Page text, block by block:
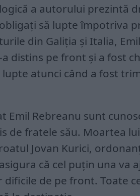
a autorului prezintă
să lupte împotriva
din Galiția și Italia,
distins pe front și a fost
atunci când a fost
Emil Rebreanu sunt
de fratele său. Moartea
Jovan Kurici,
că cel puțin una va
de pe front. Toate